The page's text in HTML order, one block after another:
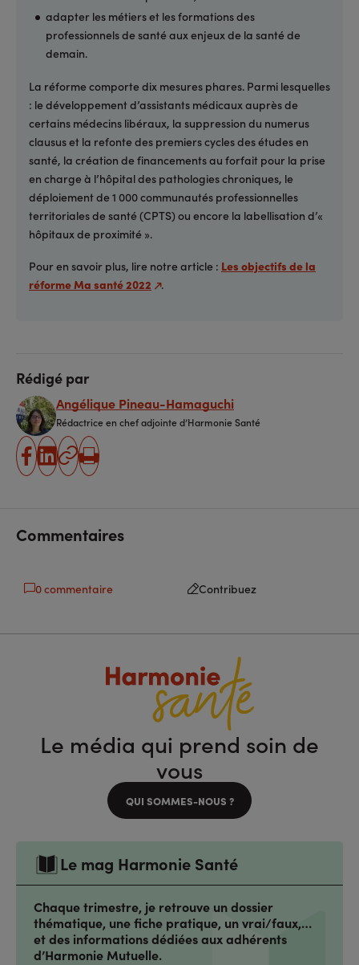
adapter les métiers et les formations des
professionnels de santé aux enjeux de la santé de
demain.
La réforme comporte dix mesures phares. Parmi lesquelles
: le développement d’assistants médicaux auprès de
certains médecins libéraux, la suppression du numerus
clausus et la refonte des premiers cycles des études en
santé, la création de financements au forfait pour la prise
en charge à l’hôpital des pathologies chroniques, le
déploiement de 1 000 communautés professionnelles
territoriales de santé (CPTS) ou encore la labellisation d’«
hôpitaux de proximité ».
Pour en savoir plus, lire notre article : Les objectifs de la
réforme Ma santé 2022
.
Rédigé par
Angélique Pineau-Hamaguchi
Rédactrice en chef adjointe d’Harmonie Santé
partager
partager
Copier
Imprimer
Commentaires
0 commentaire Contribuez
Le média qui prend soin de
vous
QUI SOMMES-NOUS ?
Le mag Harmonie Santé
Chaque trimestre, je retrouve un dossier
thématique, une fiche pratique, un vrai/faux,…
et des informations dédiées aux adhérents
d’Harmonie Mutuelle.